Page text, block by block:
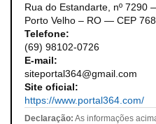
Rua do Estandarte, nº 7290
Porto Velho – RO — CEP
Telefone:
(69) 98102-0726
E-mail:
siteportal364@gmail.com
Site oficial:
https://www.portal364.com/
Declaração: As informações